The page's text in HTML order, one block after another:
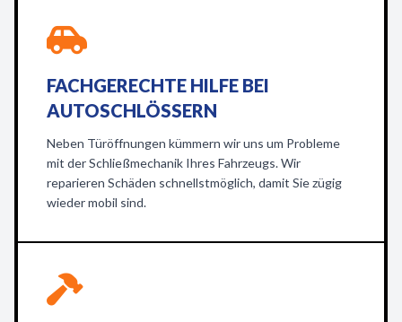
FACHGERECHTE HILFE BEI
AUTOSCHLÖSSERN
Neben Türöffnungen kümmern wir uns um Probleme
mit der Schließmechanik Ihres Fahrzeugs. Wir
reparieren Schäden schnellstmöglich, damit Sie zügig
wieder mobil sind.